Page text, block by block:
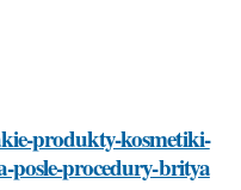
produkty-kosmetiki-
posle-procedury-britya